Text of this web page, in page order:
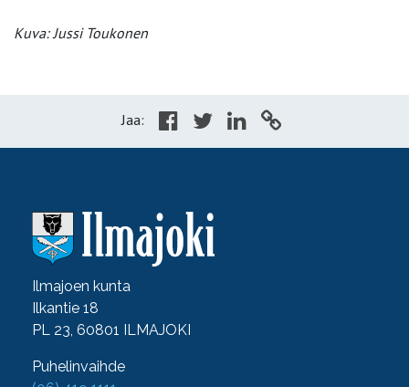
Kuva: Jussi Toukonen
Jaa:
Ilmajoen kunta
Ilkantie 18
PL 23, 60801 ILMAJOKI
Puhelinvaihde